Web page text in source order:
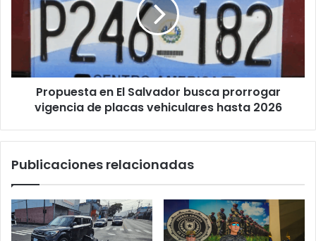
busca
prorrogar
vigencia
placas
vehiculares
Propuesta en El Salvador busca prorrogar
vigencia de placas vehiculares hasta 2026
Publicaciones relacionadas